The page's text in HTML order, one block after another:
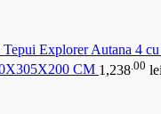
Explorer Autana 4
CM 1,238 .00